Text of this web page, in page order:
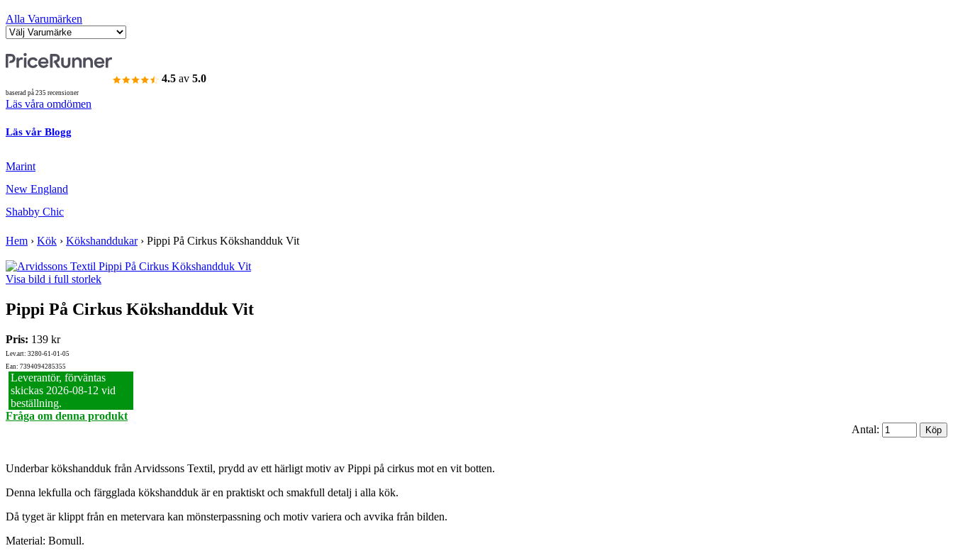
Alla Varumärken
4.5 av 5.0
baserad på 235 recensioner
Läs våra omdömen
Läs vår Blogg
Marint
New England
Shabby Chic
Hem › Kök › Kökshanddukar› Pippi På Cirkus Kökshandduk Vit
Visa bild i full storlek
Pippi På Cirkus Kökshandduk Vit
Pris: 139 kr
Lev.art: 3280-61-01-05
Ean: 7394094285355
Leverantör, förväntas
skickas 2026‑08‑12 vid
beställning.
Fråga om denna produkt
Antal:
Underbar kökshandduk från Arvidssons Textil, prydd av ett härligt motiv av Pippi på cirkus mot en vit botten.
Denna lekfulla och färgglada kökshandduk är en praktiskt och smakfull detalj i alla kök.
Då tyget är klippt från en metervara kan mönsterpassning och motiv variera och avvika från bilden.
Material: Bomull.